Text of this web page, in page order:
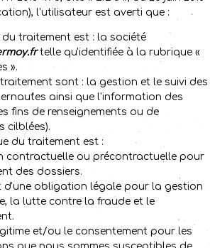
l'utilisateur est averti que :
du traitement est : la société
telle qu'identifiée à la rubrique «
».
sont : la gestion et le suivi des
ainsi que l'information des
fins de renseignements ou de
cilblées).
du traitement est :
contractuelle ou précontractuelle pour
des dossiers.
d'une obligation légale pour la gestion
la lutte contre la fraude et le
et/ou le consentement pour les